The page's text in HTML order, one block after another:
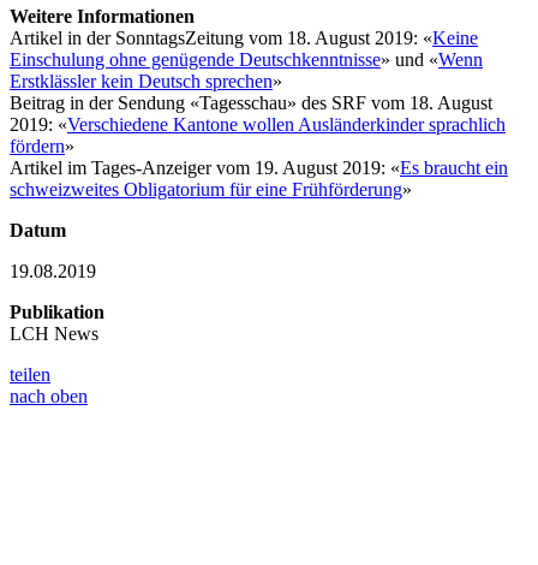
Weitere Informationen
Artikel in der SonntagsZeitung vom 18. August 2019: «Keine
Einschulung ohne genügende Deutschkenntnisse» und «Wenn
Erstklässler kein Deutsch sprechen»
Beitrag in der Sendung «Tagesschau» des SRF vom 18. August
2019: «Verschiedene Kantone wollen Ausländerkinder sprachlich
fördern»
Artikel im Tages-Anzeiger vom 19. August 2019: «Es braucht ein
schweizweites Obligatorium für eine Frühförderung»
Datum
19.08.2019
Publikation
LCH News
teilen
nach oben